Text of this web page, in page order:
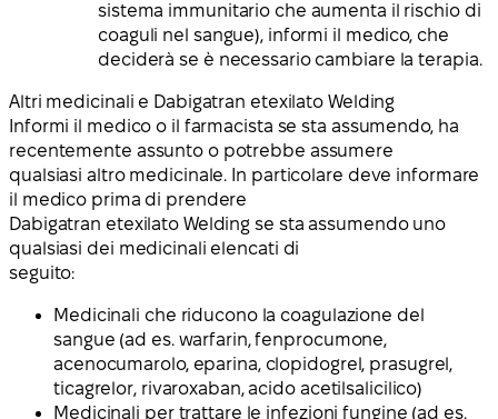
sistema immunitario che aumenta il rischio di
coaguli nel sangue), informi il medico, che
deciderà se è necessario cambiare la terapia.
Altri medicinali e Dabigatran etexilato Welding
Informi il medico o il farmacista se sta assumendo, ha
recentemente assunto o potrebbe assumere
qualsiasi altro medicinale. In particolare deve informare
il medico prima di prendere
Dabigatran etexilato Welding se sta assumendo uno
qualsiasi dei medicinali elencati di
seguito:
Medicinali che riducono la coagulazione del
sangue (ad es. warfarin, fenprocumone,
acenocumarolo, eparina, clopidogrel, prasugrel,
ticagrelor, rivaroxaban, acido acetilsalicilico)
Medicinali per trattare le infezioni fungine (ad es.